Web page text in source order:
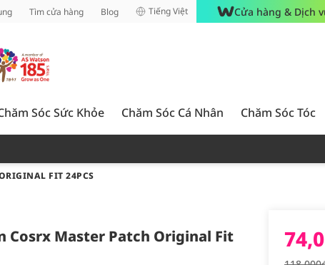
Tìm cửa hàng Blog Tiếng Việt Cửa hàng & Dịch
Sóc Sức Khỏe Chăm Sóc Cá Nhân Chăm Sóc Tóc
FIT 24PCS
Cosrx Master Patch Original Fit